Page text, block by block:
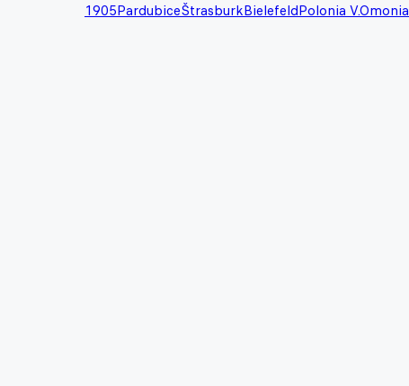
1905PardubiceŠtrasburkBielefeldPolonia V.Omonia